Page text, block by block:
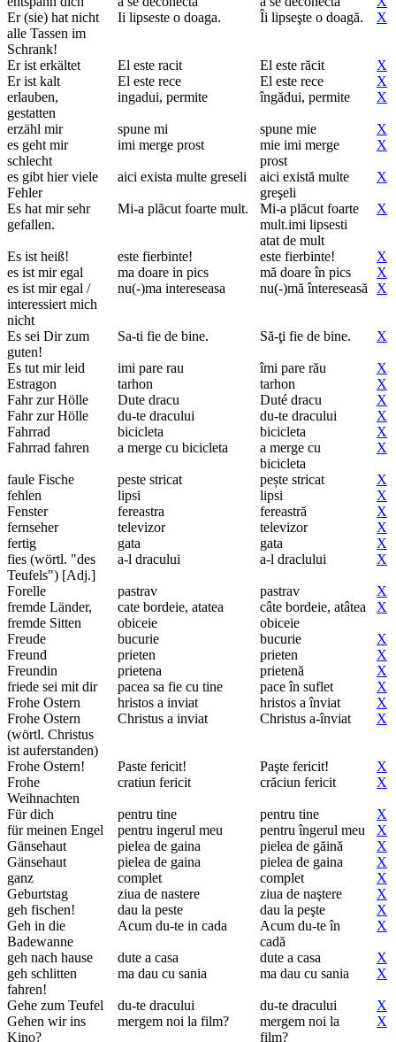
Er (sie) hat nicht
alle Tassen im
Schrank!
Ii lipseste o doaga. Îi lipseşte o doagă. X
Er ist erkältet El este racit El este răcit
X
Er ist kalt
El este rece El este rece
X
erlauben,
gestatten
ingadui, permite îngădui, permite X
erzähl mir spune mi spune mie
X
es geht mir
schlecht
imi merge prost
mie imi merge
prost
X
es gibt hier viele
Fehler
aici exista multe greseli
aici există multe
greşeli
X
Es hat mir sehr
gefallen.
Mi-a plãcut foarte mult.
Mi-a plăcut foarte
mult.imi lipsesti
atat de mult
X
Es ist heiß! este fierbinte! este fierbinte!
X
es ist mir egal
ma doare in pics mă doare în pics
X
es ist mir egal /
interessiert mich
nicht
nu(-)ma intereseasa nu(-)mă întereseasă X
Es sei Dir zum
guten!
Sa-ti fie de bine. Să-ţi fie de bine. X
Es tut mir leid imi pare rau îmi pare rău
X
Estragon
tarhon tarhon
X
Fahr zur Hölle
Dute dracu Duté dracu
X
Fahr zur Hölle
du-te dracului du-te dracului
X
Fahrrad
bicicleta bicicleta
X
Fahrrad fahren
a merge cu bicicleta
a merge cu
bicicleta
X
faule Fische peste stricat pește stricat
X
fehlen
lipsi lipsi
X
Fenster
fereastra fereastră
X
fernseher
televizor televizor
X
fertig
gata gata
X
fies (wörtl. "des
Teufels") [Adj.]
a-l dracului a-l draclului X
Forelle pastrav pastrav
X
fremde Länder,
fremde Sitten
cate bordeie, atatea
obiceie
câte bordeie, atâtea
obiceie
X
Freude bucurie bucurie
X
Freund
prieten prieten
X
Freundin
prietena prietenă
X
friede sei mit dir
pacea sa fie cu tine pace în suflet
X
Frohe Ostern
hristos a inviat hristos a înviat
X
Frohe Ostern
(wörtl. Christus
ist auferstanden)
Christus a inviat Christus a-înviat X
Frohe Ostern! Paste fericit! Paşte fericit!
X
Frohe
Weihnachten
cratiun fericit crăciun fericit X
Für dich pentru tine pentru tine
X
für meinen Engel
pentru ingerul meu pentru îngerul meu
X
Gänsehaut
pielea de gaina pielea de găină
X
Gänsehaut
pielea de gaina pielea de gaina
X
ganz
complet complet
X
Geburtstag
ziua de nastere ziua de naştere
X
geh fischen!
dau la peste dau la peşte
X
Geh in die
Badewanne
Acum du-te in cada
Acum du-te în
cadă
X
geh nach hause dute a casa dute a casa
X
geh schlitten
fahren!
ma dau cu sania ma dau cu sania X
Gehe zum Teufel du-te dracului du-te dracului
X
Gehen wir ins
Kino?
mergem noi la film?
mergem noi la
film?
X